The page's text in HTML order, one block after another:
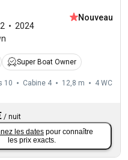
2024
Nouveau
Super Boat Owner
10 Cabine 4 12,8 m 4 WC
/nuit
les dates pour connaître
les prix exacts.